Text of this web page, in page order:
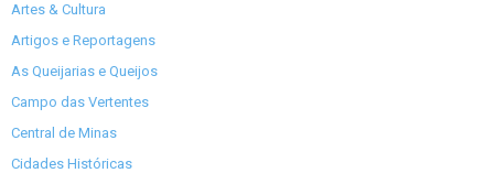
Artes & Cultura
Artigos e Reportagens
As Queijarias e Queijos
Campo das Vertentes
Central de Minas
Cidades Históricas